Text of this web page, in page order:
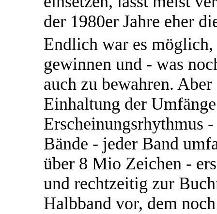
der 1980er Jahre eher
Endlich war es
gewinnen und - was
auch zu bewahren.
Einhaltung der
Erscheinungsrhythmus
Bände - jeder Band
über 8 Mio Zeichen -
und rechtzeitig zur
Halbband vor, dem